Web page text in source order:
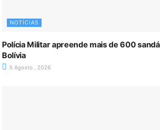
NOTÍCIAS
Polícia Militar apreende mais de 600
Bolívia
5 Agosto , 2026